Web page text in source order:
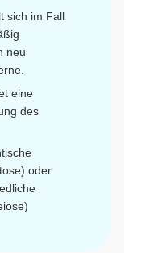
sich im Fall
neu
eine
des
oder